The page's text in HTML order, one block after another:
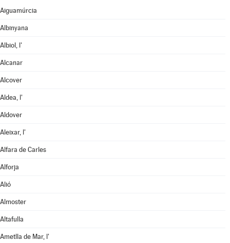
Aiguamúrcia
Albinyana
Albiol, l'
Alcanar
Alcover
Aldea, l'
Aldover
Aleixar, l'
Alfara de Carles
Alforja
Alió
Almoster
Altafulla
Ametlla de Mar, l'